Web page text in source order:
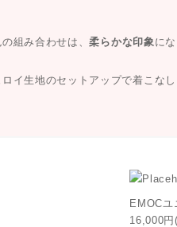
の組み合わせは、柔らかな印象に
ロイ生地のセットアップで着こな
EMOCユ
16,000